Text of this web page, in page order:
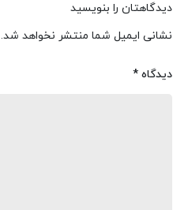
دیدگاهتان را بنویسید
نشانی ایمیل شما منتشر نخواهد شد.
دیدگاه *